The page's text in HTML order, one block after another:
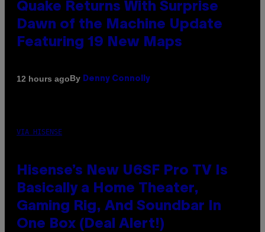
Quake Returns With Surprise
Dawn of the Machine Update
Featuring 19 New Maps
12 hours agoBy Denny Connolly
VIA HISENSE
Hisense’s New U6SF Pro TV Is
Basically a Home Theater,
Gaming Rig, And Soundbar In
One Box (Deal Alert!)